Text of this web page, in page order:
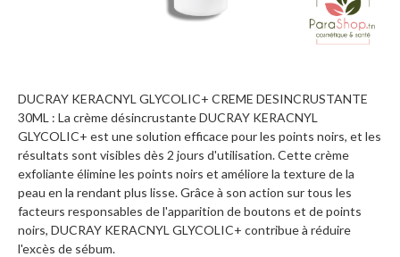
DUCRAY KERACNYL GLYCOLIC+ CREME DESINCRUSTANTE
30ML : La crème désincrustante DUCRAY KERACNYL
GLYCOLIC+ est une solution efficace pour les points noirs, et les
résultats sont visibles dès 2 jours d'utilisation. Cette crème
exfoliante élimine les points noirs et améliore la texture de la
peau en la rendant plus lisse. Grâce à son action sur tous les
facteurs responsables de l'apparition de boutons et de points
noirs, DUCRAY KERACNYL GLYCOLIC+ contribue à réduire
l'excès de sébum.